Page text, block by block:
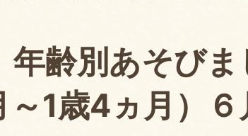
齢別あそび
～1歳4ヵ月）６